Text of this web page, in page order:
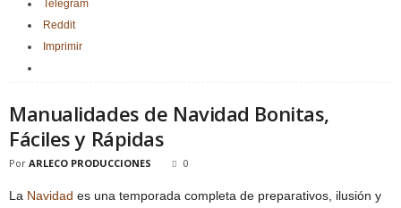
Telegram
Reddit
Imprimir
Manualidades de Navidad Bonitas,
Fáciles y Rápidas
Por ARLECO PRODUCCIONES 0
La Navidad es una temporada completa de preparativos, ilusión y